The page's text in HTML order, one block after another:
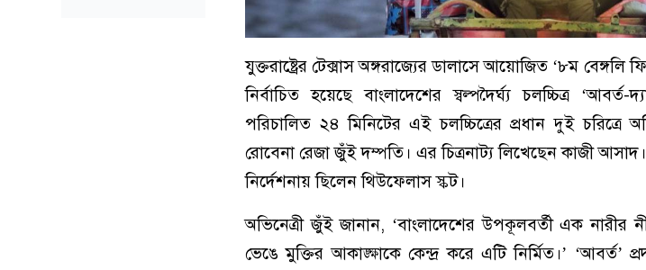
যুক্তরাষ্ট্রের টেক্সাস অঙ্গরাজ্যের ডালাসে আয়োজিত ‘৮ম
নির্বাচিত হয়েছে বাংলাদেশের স্বল্পদৈর্ঘ্য চলচ্চিত্র
পরিচালিত ২৪ মিনিটের এই চলচ্চিত্রের প্রধান দুই
রোবেনা রেজা জুঁই দম্পতি। এর চিত্রনাট্য লিখেছেন কাজী আসাদ।
নির্দেশনায় ছিলেন থিউফেলাস স্কট।
অভিনেত্রী জুঁই জানান, ‘বাংলাদেশের উপকূলবর্তী এক নারীর
ভেঙে মুক্তির আকাঙ্ক্ষাকে কেন্দ্র করে এটি নির্মিত।’ ‘আবর্ত’